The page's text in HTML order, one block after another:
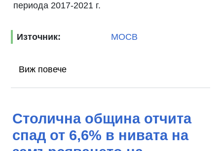
периода 2017-2021 г.
Източник: МОСВ
Виж повече
Столична община отчита
спад от 6,6% в нивата на